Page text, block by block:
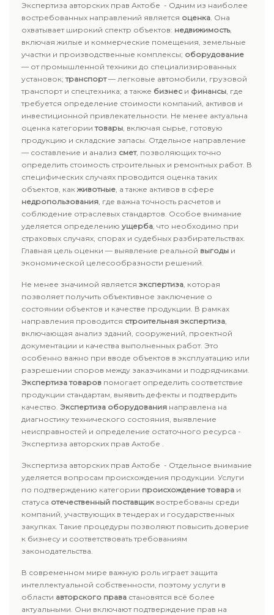
Экспертиза авторских прав Актобе - Одним из наиболее
востребованных направлений является оценка. Она
охватывает широкий спектр объектов: недвижимость,
включая жилые и коммерческие помещения, земельные
участки и производственные комплексы; оборудование
— от промышленной техники до специализированных
установок;транспорт— легковые автомобили, грузовой
транспорт и спецтехника; а также бизнес и финансы, где
требуется определение стоимости компаний, активов и
инвестиционной привлекательности. Не менее актуальна
оценка категориитовары, включая сырье, готовую
продукцию и складские запасы. Отдельное направление
— составление и анализ смет, позволяющих точно
определить стоимость строительных и ремонтных работ. В
специфических случаях проводится оценка таких
объектов, какживотные, а также активов в сфере
недропользования, где важна точность расчетов и
соблюдение отраслевых стандартов. Особое внимание
уделяется определению ущерба, что необходимо при
страховых случаях, спорах и судебных разбирательствах.
Главная цель оценки — выявление реальной выгоды и
экономической целесообразности решений.
Не менее значимой является экспертиза, которая
позволяет получить объективное заключение о
состоянии объектов и качестве продукции. В рамках
направления проводится строительная экспертиза,
включающая анализ зданий, сооружений, проектной
документации и качества выполненных работ. Это
особенно важно при вводе объектов в эксплуатацию или
разрешении споров между заказчиками и подрядчиками.
Экспертиза товаров помогает определить соответствие
продукции стандартам, выявить дефекты и подтвердить
качество. Экспертиза оборудования направлена на
диагностику технического состояния, выявление
неисправностей и определение остаточного ресурса -
Экспертиза авторских прав Актобе .
Экспертиза авторских прав Актобе - Отдельное внимание
уделяется вопросам происхождения продукции. Услуги
по подтверждению категории происхождение товара и
статуса отечественный поставщик востребованы среди
компаний, участвующих в тендерах и государственных
закупках. Такие процедуры позволяют повысить доверие
к бизнесу и соответствовать требованиям
законодательства.
В современном мире важную роль играет защита
интеллектуальной собственности, поэтому услуги в
области авторского права становятся всё более
актуальными. Они включают подтверждение прав на